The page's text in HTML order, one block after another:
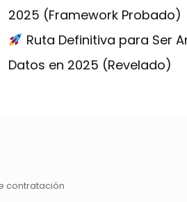
2025 (Framework Probado)
Ruta Definitiva para Ser
Datos en 2025 (Revelado)
contratación